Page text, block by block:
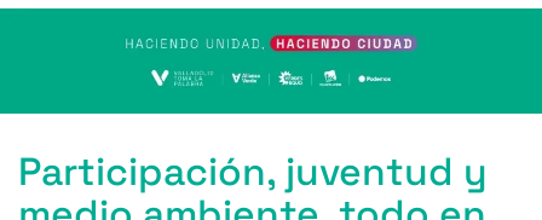
Participación, juventud y